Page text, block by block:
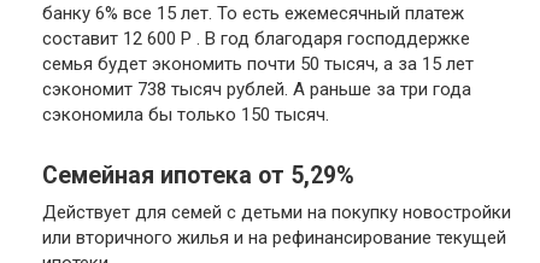
банку 6% все 15 лет. То есть ежемесячный платеж
составит 12 600 Р . В год благодаря господдержке
семья будет экономить почти 50 тысяч, а за 15 лет
сэкономит 738 тысяч рублей. А раньше за три года
сэкономила бы только 150 тысяч.
Семейная ипотека от 5,29%
Действует для семей с детьми на покупку новостройки
или вторичного жилья и на рефинансирование текущей